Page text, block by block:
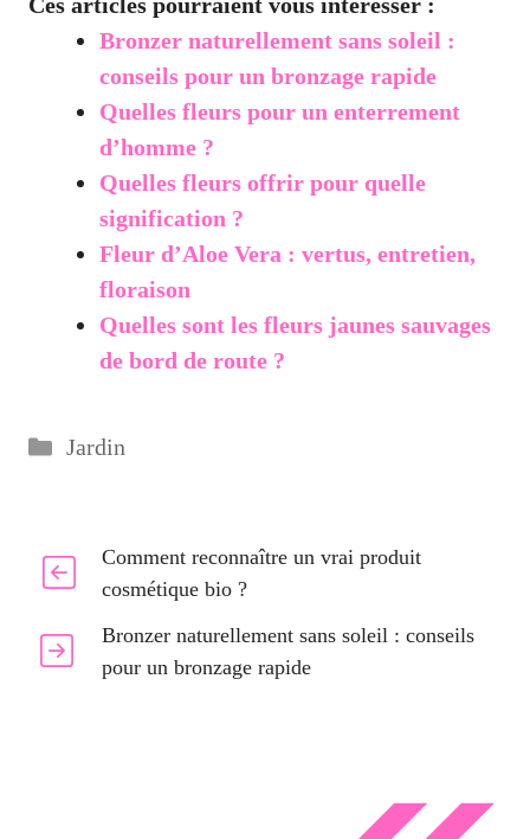
Bronzer naturellement sans soleil :
conseils pour un bronzage rapide
Quelles fleurs pour un enterrement
d’homme ?
Quelles fleurs offrir pour quelle
signification ?
Fleur d’Aloe Vera : vertus, entretien,
floraison
Quelles sont les fleurs jaunes sauvages
de bord de route ?
Catégories
Jardin
Comment reconnaître un vrai produit
cosmétique bio ?
Bronzer naturellement sans soleil : conseils
pour un bronzage rapide